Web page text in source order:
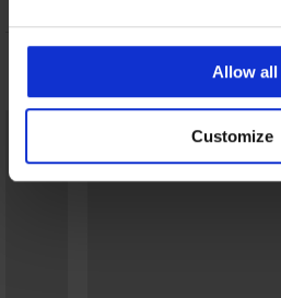
Allow all
Customize
Das könnte